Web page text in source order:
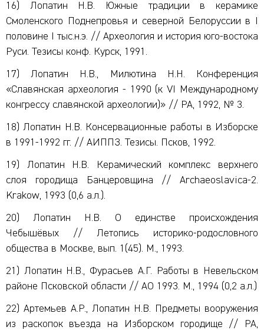
16) Лопатин Н.В. Южные традиции в керамике
Смоленского Поднепровья и северной Белоруссии в I
половине I тыс.н.э. // Археология и история юго-востока
Руси. Тезисы конф. Курск, 1991.
17) Лопатин Н.В., Милютина Н.Н. Конференция
«Славянская археология - 1990 (к VI Международному
конгрессу славянской археологии)» // РА, 1992, № 3.
18) Лопатин Н.В. Консервационные работы в Изборске
в 1991-1992 гг. // АИППЗ. Тезисы. Псков, 1992.
19) Лопатин Н.В. Керамический комплекс верхнего
слоя городища Банцеровщина // Archaeoslavica-2.
Krakow, 1993 (0,6 а.л.).
20) Лопатин Н.В. О единстве происхождения
Чебышёвых // Летопись историко-родословного
общества в Москве, вып. 1(45). М., 1993.
21) Лопатин Н.В., Фурасьев А.Г. Работы в Невельском
районе Псковской области // АО 1993. М., 1994 (0,2 а.л.)
22) Артемьев А.Р., Лопатин Н.В. Предметы вооружения
из раскопок въезда на Изборском городище // РА,